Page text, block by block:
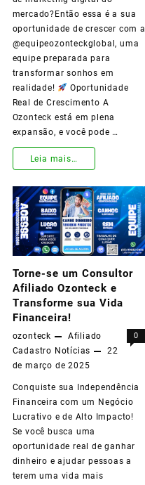
mercado?Então essa é a sua
oportunidade de crescer com a
@equipeozonteckglobal, uma
equipe preparada para
transformar sonhos em
realidade!
Oportunidade
Real de Crescimento A
Ozonteck está em plena
expansão, e você pode …
Parte
da
Equipe
Ozonteck
Global
e
sua
Vida
com
Tecnologia,
Inovação
Leia mais…
Torne-se um Consultor
Afiliado Ozonteck e
Transforme sua Vida
Financeira!
ozonteck
Afiliado
Cadastro Notícias
22
de março de 2025
0
Conquiste sua Independência
Financeira com um Negócio
Lucrativo e de Alto Impacto!
Se você busca uma
oportunidade real de ganhar
dinheiro e ajudar pessoas a
terem uma vida mais